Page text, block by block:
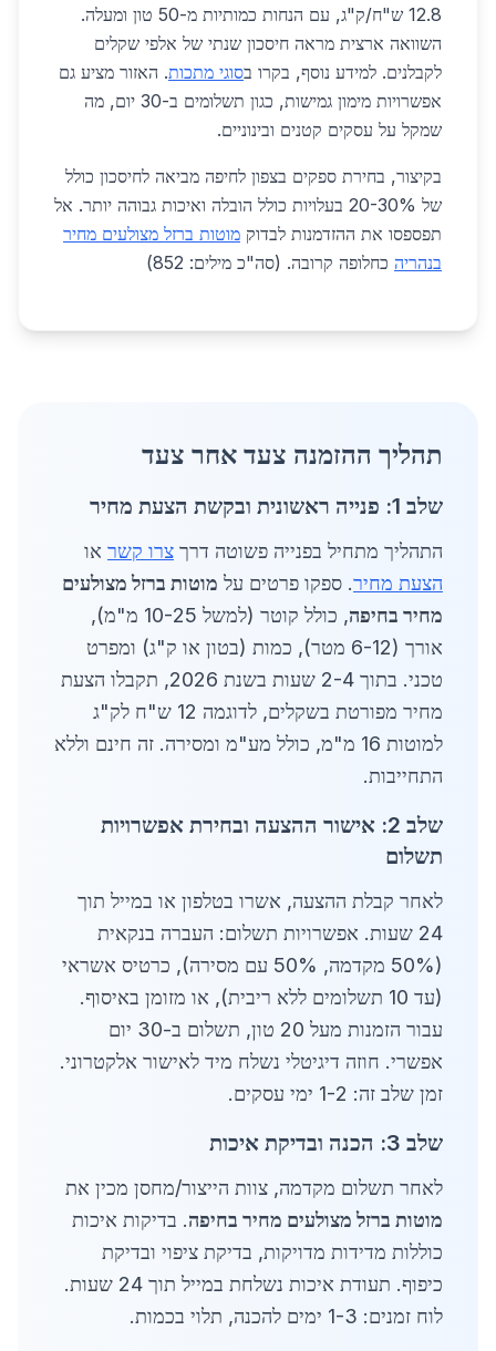
12.8 ש"ח/ק"ג, עם הנחות כמותיות מ-50 טון ומעלה.
השוואה ארצית מראה חיסכון שנתי של אלפי שקלים
לקבלנים. למידע נוסף, בקרו בסוגי מתכות. האזור מציע גם
אפשרויות מימון גמישות, כגון תשלומים ב-30 יום, מה
שמקל על עסקים קטנים ובינוניים.
בקיצור, בחירת ספקים בצפון לחיפה מביאה לחיסכון כולל
של 20-30% בעלויות כולל הובלה ואיכות גבוהה יותר. אל
תפספסו את ההזדמנות לבדוק מוטות ברזל מצולעים מחיר
בנהריה כחלופה קרובה. (סה"כ מילים: 852)
תהליך ההזמנה צעד אחר צעד
שלב 1: פנייה ראשונית ובקשת הצעת מחיר
התהליך מתחיל בפנייה פשוטה דרך צרו קשר או
הצעת מחיר. ספקו פרטים על מוטות ברזל מצולעים
מחיר בחיפה
, כולל קוטר (למשל 10-25 מ"מ),
אורך (6-12 מטר), כמות (בטון או ק"ג) ומפרט
טכני. בתוך 2-4 שעות בשנת 2026, תקבלו הצעת
מחיר מפורטת בשקלים, לדוגמה 12 ש"ח לק"ג
למוטות 16 מ"מ, כולל מע"מ ומסירה. זה חינם וללא
התחייבות.
שלב 2: אישור ההצעה ובחירת אפשרויות
תשלום
לאחר קבלת ההצעה, אשרו בטלפון או במייל תוך
24 שעות. אפשרויות תשלום: העברה בנקאית
(50% מקדמה, 50% עם מסירה), כרטיס אשראי
(עד 10 תשלומים ללא ריבית), או מזומן באיסוף.
עבור הזמנות מעל 20 טון, תשלום ב-30 יום
אפשרי. חוזה דיגיטלי נשלח מיד לאישור אלקטרוני.
זמן שלב זה: 1-2 ימי עסקים.
שלב 3: הכנה ובדיקת איכות
לאחר תשלום מקדמה, צוות הייצור/מחסן מכין את
מוטות ברזל מצולעים מחיר בחיפה. בדיקות איכות
כוללות מדידות מדויקות, בדיקת ציפוי ובדיקת
כיפוף. תעודת איכות נשלחת במייל תוך 24 שעות.
לוח זמנים: 1-3 ימים להכנה, תלוי בכמות.